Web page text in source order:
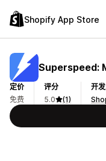
Shopify App Store
Superspeed:
定价
免费
评分
5.0
(1)
开